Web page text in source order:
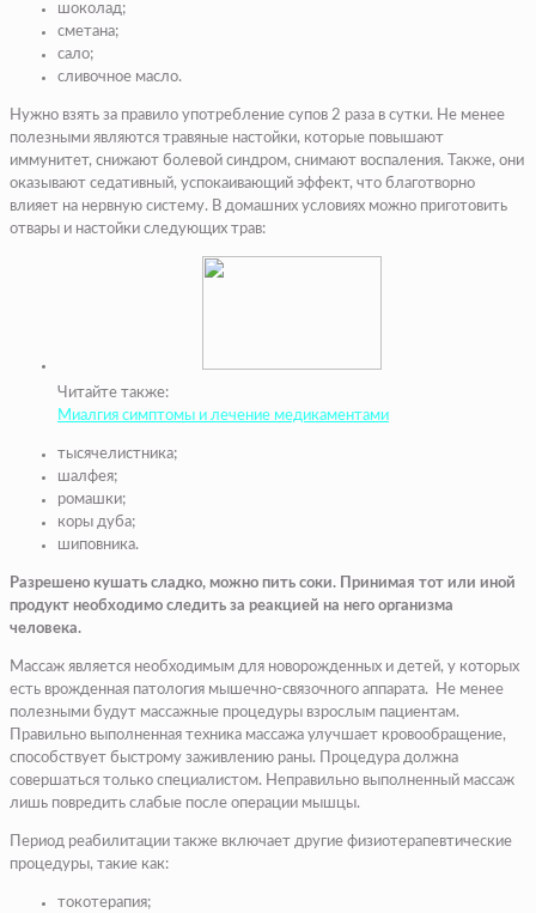
шоколад;
сметана;
сало;
сливочное масло.
Нужно взять за правило употребление супов 2 раза в сутки. Не менее
полезными являются травяные настойки, которые повышают
иммунитет, снижают болевой синдром, снимают воспаления. Также, они
оказывают седативный, успокаивающий эффект, что благотворно
влияет на нервную систему. В домашних условиях можно приготовить
отвары и настойки следующих трав:
Читайте также:
Миалгия симптомы и лечение медикаментами
тысячелистника;
шалфея;
ромашки;
коры дуба;
шиповника.
Разрешено кушать сладко, можно пить соки. Принимая тот или иной
продукт необходимо следить за реакцией на него организма
человека.
Массаж является необходимым для новорожденных и детей, у которых
есть врожденная патология мышечно-связочного аппарата. Не менее
полезными будут массажные процедуры взрослым пациентам.
Правильно выполненная техника массажа улучшает кровообращение,
способствует быстрому заживлению раны. Процедура должна
совершаться только специалистом. Неправильно выполненный массаж
лишь повредить слабые после операции мышцы.
Период реабилитации также включает другие физиотерапевтические
процедуры, такие как:
токотерапия;